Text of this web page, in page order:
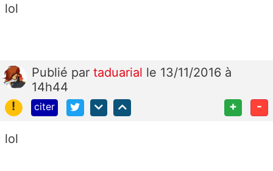
lol
Publié par taduarial le 13/11/2016 à
14h44
!
citer + -
lol